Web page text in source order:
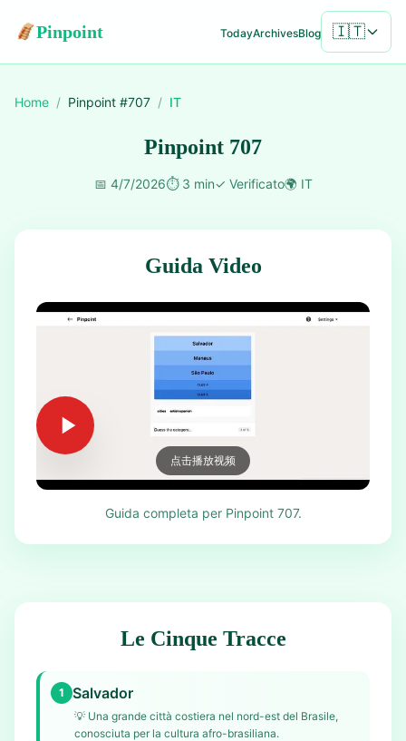
Pinpoint TodayArchivesBlog 🇮🇹
Home / Pinpoint #707 / IT
Pinpoint 707
📅 4/7/2026⏱️ 3 min✓ Verificato🌍 IT
Guida Video
点击播放视频
Guida completa per Pinpoint 707.
Le Cinque Tracce
1 Salvador
💡 Una grande città costiera nel nord-est del Brasile,
conosciuta per la cultura afro-brasiliana.